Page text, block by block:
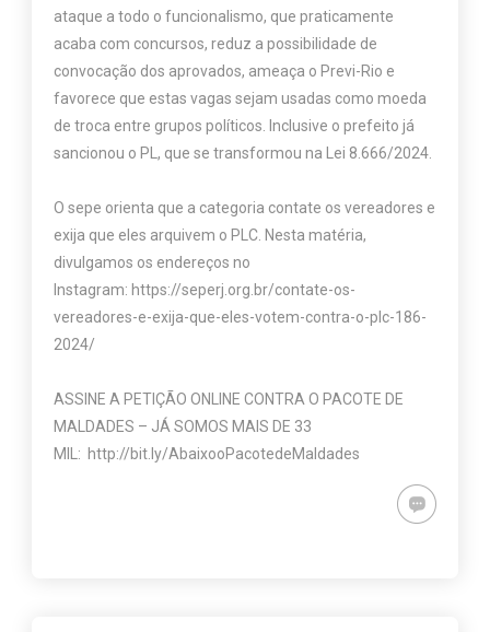
ataque a todo o funcionalismo, que praticamente
acaba com concursos, reduz a possibilidade de
convocação dos aprovados, ameaça o Previ-Rio e
favorece que estas vagas sejam usadas como moeda
de troca entre grupos políticos. Inclusive o prefeito já
sancionou o PL, que se transformou na Lei 8.666/2024.
O sepe orienta que a categoria contate os vereadores e
exija que eles arquivem o PLC. Nesta matéria,
divulgamos os endereços no
Instagram: https://seperj.org.br/contate-os-
vereadores-e-exija-que-eles-votem-contra-o-plc-186-
2024/
ASSINE A PETIÇÃO ONLINE CONTRA O PACOTE DE
MALDADES – JÁ SOMOS MAIS DE 33
MIL: http://bit.ly/AbaixooPacotedeMaldades